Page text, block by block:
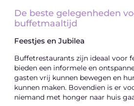
De beste gelegenheden
buffetmaaltijd
Feestjes en Jubilea
Buffetrestaurants zijn ideaal voor
bieden een informele en
gasten vrij kunnen bewegen en
kunnen maken. Bovendien is er
niemand met honger naar huis